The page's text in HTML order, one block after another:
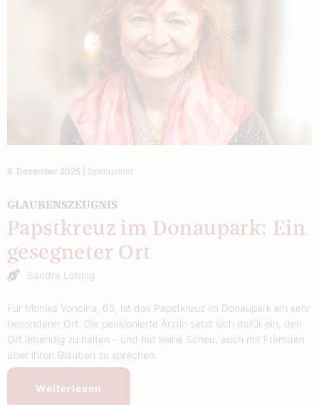
9. Dezember 2025 Spiritualität
GLAUBENSZEUGNIS
Papstkreuz im Donaupark: Ein
gesegneter Ort
Sandra Lobnig
Für Monika Voncina, 65, ist das Papstkreuz im Donaupark ein sehr
besonderer Ort. Die pensionierte Ärztin setzt sich dafür ein, den
Ort lebendig zu halten – und hat keine Scheu, auch mit Fremden
über ihren Glauben zu sprechen.
Weiterlesen